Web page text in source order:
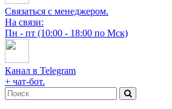
Связаться с менеджером.
На связи:
Пн - пт (10:00 - 18:00 по Мск)
Канал в Telegram
+ чат-бот.